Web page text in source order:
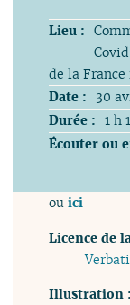
Lieu :
de la
Date :
30
Durée : 1 h
Écouter ou
ouici
Licence de
Illustration :